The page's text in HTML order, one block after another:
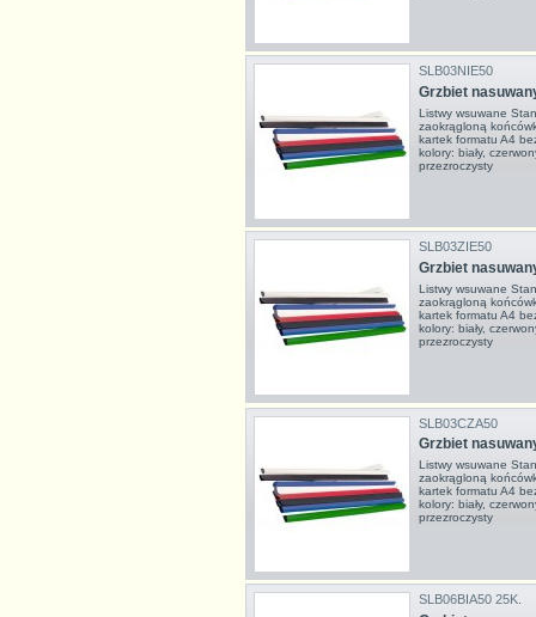
SLB03NIE50
Grzbiet
Listwy wsuwane
zaokrągloną
kartek formatu A4
kolory: biały,
przezroczysty
SLB03ZIE50
Grzbiet
Listwy wsuwane
zaokrągloną
kartek formatu A4
kolory: biały,
przezroczysty
SLB03CZA50
Grzbiet
Listwy wsuwane
zaokrągloną
kartek formatu A4
kolory: biały,
przezroczysty
SLB06BIA50 25K.